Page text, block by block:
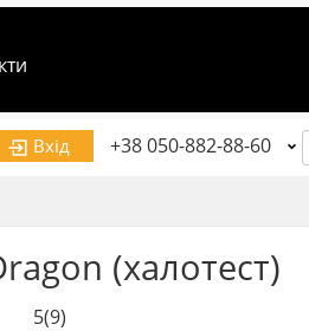
Вхід +38 050-882-88-60
(халотест)
5(9)